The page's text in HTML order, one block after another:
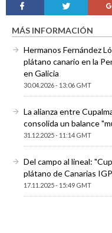
MÁS INFORMACIÓN
Hermanos Fernández
plátano canario en la
en Galicia
30.04.2026 - 13:06 GMT
La alianza entre
consolida un balance
31.12.2025 - 11:14 GMT
Del campo al lineal:
plátano de Canarias
17.11.2025 - 15:49 GMT